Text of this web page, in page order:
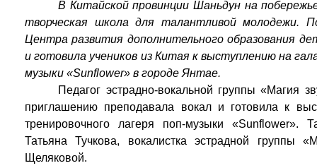
В Китайской провинции Шаньдун на
творческая школа для талантливой молодежи.
Центра развития дополнительного образования
и готовила учеников из Китая к выступлению на
музыки «Sunflower» в городе Янтае.
Педагог эстрадно-вокальной группы «Магия
приглашению преподавала вокал и готовила к
тренировочного лагеря поп-музыки
Татьяна Тучкова, вокалистка эстрадной группы
Щеляковой.